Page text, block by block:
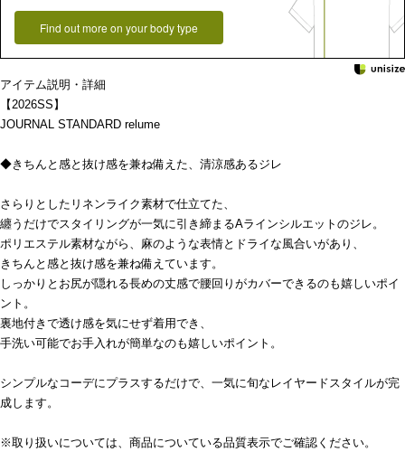
Find out more on your body type
アイテム説明・詳細
【2026SS】
JOURNAL STANDARD relume
◆きちんと感と抜け感を兼ね備えた、清涼感あるジレ
さらりとしたリネンライク素材で仕立てた、
纏うだけでスタイリングが一気に引き締まるAラインシルエットのジレ。
ポリエステル素材ながら、麻のような表情とドライな風合いがあり、
きちんと感と抜け感を兼ね備えています。
しっかりとお尻が隠れる長めの丈感で腰回りがカバーできるのも嬉しいポイ
ント。
裏地付きで透け感を気にせず着用でき、
手洗い可能でお手入れが簡単なのも嬉しいポイント。
シンプルなコーデにプラスするだけで、一気に旬なレイヤードスタイルが完
成します。
※取り扱いについては、商品についている品質表示でご確認ください。